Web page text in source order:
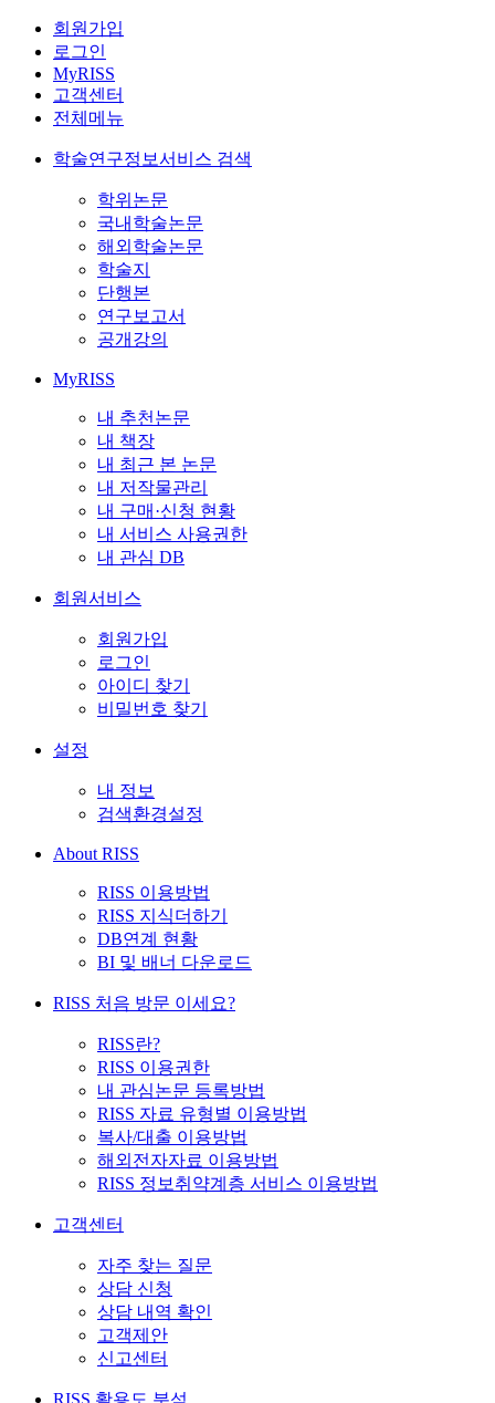
회원가입
로그인
MyRISS
고객센터
전체메뉴
학술연구정보서비스 검색
학위논문
국내학술논문
해외학술논문
학술지
단행본
연구보고서
공개강의
MyRISS
내 추천논문
내 책장
내 최근 본 논문
내 저작물관리
내 구매·신청 현황
내 서비스 사용권한
내 관심 DB
회원서비스
회원가입
로그인
아이디 찾기
비밀번호 찾기
설정
내 정보
검색환경설정
About RISS
RISS 이용방법
RISS 지식더하기
DB연계 현황
BI 및 배너 다운로드
RISS 처음 방문 이세요?
RISS란?
RISS 이용권한
내 관심논문 등록방법
RISS 자료 유형별 이용방법
복사/대출 이용방법
해외전자자료 이용방법
RISS 정보취약계층 서비스 이용방법
고객센터
자주 찾는 질문
상담 신청
상담 내역 확인
고객제안
신고센터
RISS 활용도 분석